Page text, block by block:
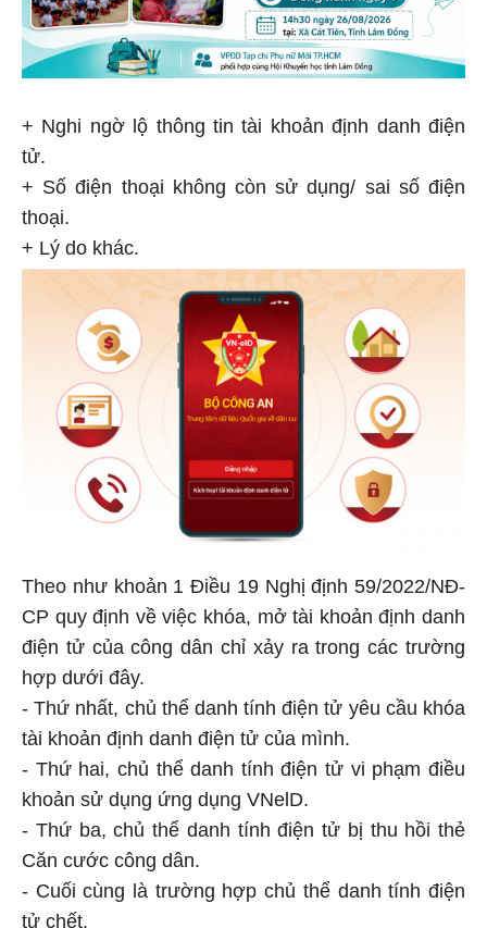
+ Nghi ngờ lộ thông tin tài khoản định danh điện
tử.
+ Số điện thoại không còn sử dụng/ sai số điện
thoại.
+ Lý do khác.
Theo như khoản 1 Điều 19 Nghị định 59/2022/NĐ-
CP quy định về việc khóa, mở tài khoản định danh
điện tử của công dân chỉ xảy ra trong các trường
hợp dưới đây.
- Thứ nhất, chủ thể danh tính điện tử yêu cầu khóa
tài khoản định danh điện tử của mình.
- Thứ hai, chủ thể danh tính điện tử vi phạm điều
khoản sử dụng ứng dụng VNelD.
- Thứ ba, chủ thể danh tính điện tử bị thu hồi thẻ
Căn cước công dân.
- Cuối cùng là trường hợp chủ thể danh tính điện
tử chết.